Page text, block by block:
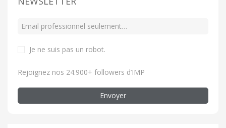
Je ne suis pas un robot.
Rejoignez nos 24.900+ followers d’IMP
Envoyer